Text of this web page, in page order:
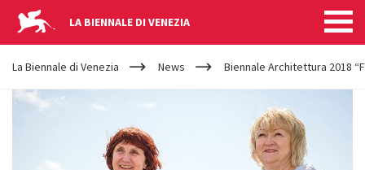
LA BIENNALE DI VENEZIA
YOUR
ARE
HERE
La Biennale di Venezia News Biennale Architettura 2018